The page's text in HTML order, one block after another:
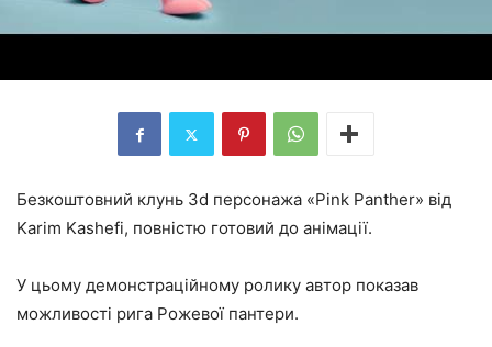
Безкоштовний клунь 3d персонажа «Pink Panther» від
Karim Kashefi, повністю готовий до анімації.
У цьому демонстраційному ролику автор показав
можливості рига Рожевої пантери.